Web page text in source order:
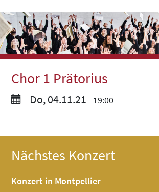
Chor 1 Prätorius
Do, 04.11.21 19:00
Nächstes Konzert
Konzert in Montpellier